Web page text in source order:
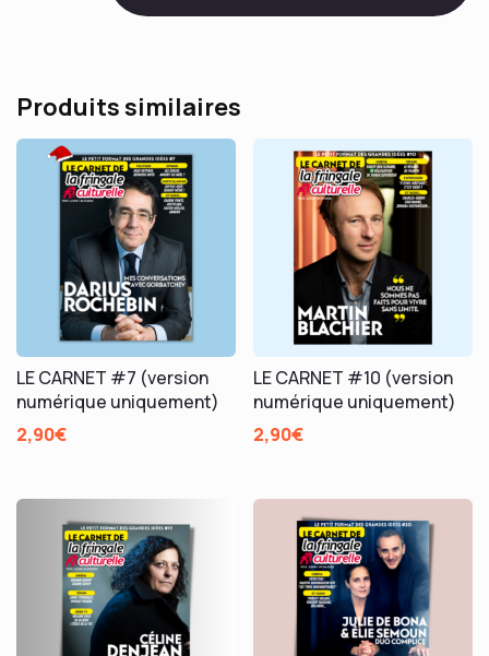
Pol
Produits similaires
LE CARNET #7 (version
numérique uniquement)
2,90€
LE CARNET #10 (version
numérique uniquement)
2,90€